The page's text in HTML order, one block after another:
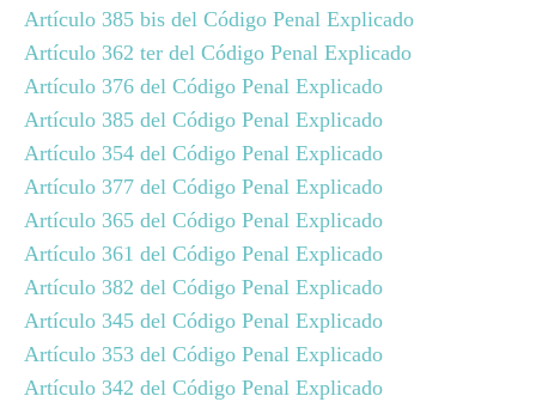
Artículo 385 bis del Código Penal Explicado
Artículo 362 ter del Código Penal Explicado
Artículo 376 del Código Penal Explicado
Artículo 385 del Código Penal Explicado
Artículo 354 del Código Penal Explicado
Artículo 377 del Código Penal Explicado
Artículo 365 del Código Penal Explicado
Artículo 361 del Código Penal Explicado
Artículo 382 del Código Penal Explicado
Artículo 345 del Código Penal Explicado
Artículo 353 del Código Penal Explicado
Artículo 342 del Código Penal Explicado